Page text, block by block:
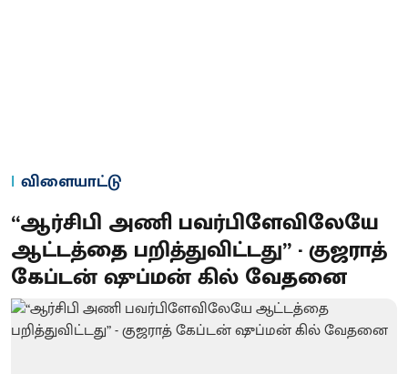
விளையாட்டு
“ஆர்சிபி அணி பவர்பிளேவிலேயே
ஆட்டத்தை பறித்துவிட்​டது” - குஜராத்
கேப்​டன் ஷுப்​மன் கில் வேதனை